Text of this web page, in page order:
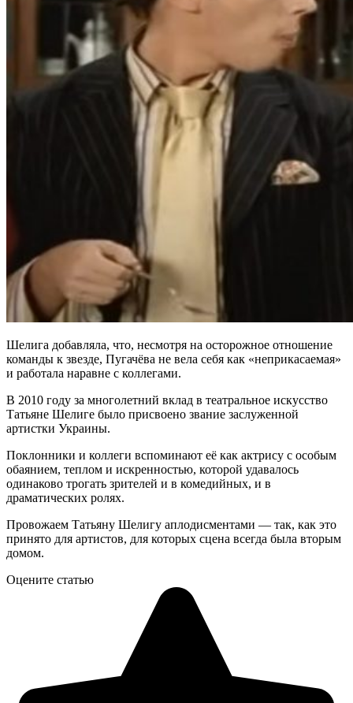
Шелига добавляла, что, несмотря на осторожное отношение
команды к звезде, Пугачёва не вела себя как «неприкасаемая»
и работала наравне с коллегами.
В 2010 году за многолетний вклад в театральное искусство
Татьяне Шелиге было присвоено звание заслуженной
артистки Украины.
Поклонники и коллеги вспоминают её как актрису с особым
обаянием, теплом и искренностью, которой удавалось
одинаково трогать зрителей и в комедийных, и в
драматических ролях.
Провожаем Татьяну Шелигу аплодисментами — так, как это
принято для артистов, для которых сцена всегда была вторым
домом.
Оцените статью